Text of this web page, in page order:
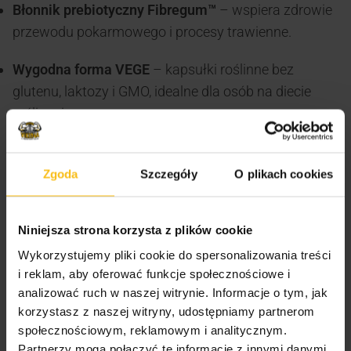
Zgoda Szczegóły O plikach cookies
Niniejsza strona korzysta z plików cookie
Wykorzystujemy pliki cookie do spersonalizowania treści
i reklam, aby oferować funkcje społecznościowe i
analizować ruch w naszej witrynie. Informacje o tym, jak
korzystasz z naszej witryny, udostępniamy partnerom
społecznościowym, reklamowym i analitycznym.
Partnerzy mogą połączyć te informacje z innymi danymi
Błonnik prebiotyczny Fibregum™ – wspiera zdrowie
przewodu pokarmowego i procesy trawienne.
Wygodna forma VEGE – kapsułki roślinne bez
glutenu, laktozy i GMO, idealne dla osób na diecie
roślinnej.
wzdęcia.
✔️Kompleksowe trawienie składników odżywczych
– dzięki amylazie, proteazie, lipazie, celulazie i
laktazie enzymy wspierają rozkład węglowodanów,
białek, tłuszczów i laktozy.
✔️Wsparcie dla mikroflory jelitowej – probiotyk i